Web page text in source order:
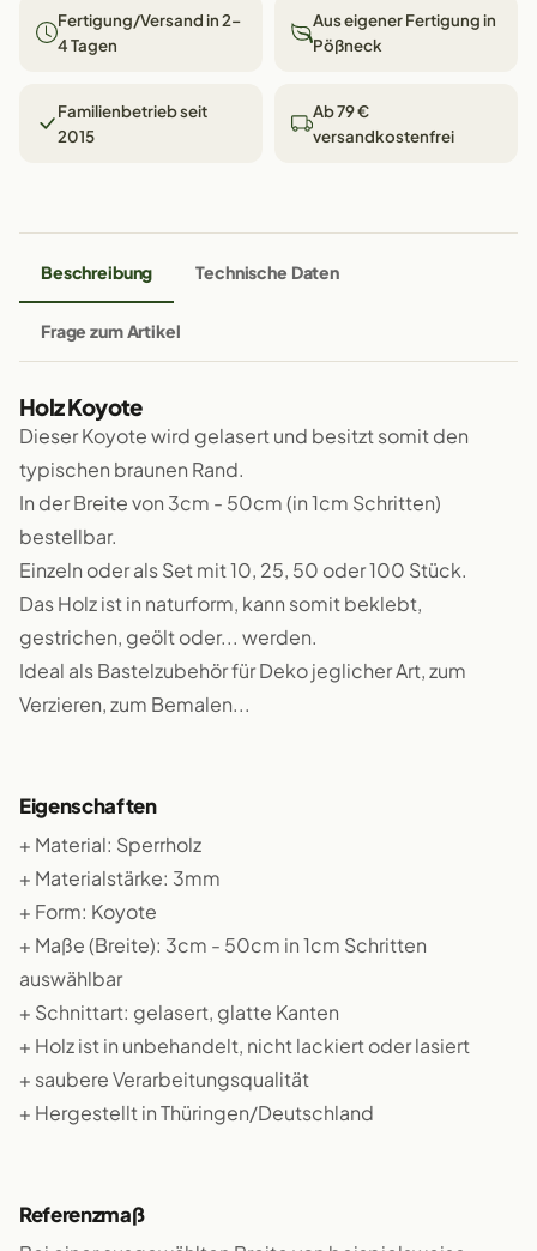
Fertigung/Versand in 2–
4 Tagen
Aus eigener Fertigung in
Pößneck
Familienbetrieb seit
2015
Ab 79 €
versandkostenfrei
Beschreibung Technische Daten
Frage zum Artikel
Holz Koyote
Dieser Koyote wird gelasert und besitzt somit den
typischen braunen Rand.
In der Breite von 3cm - 50cm (in 1cm Schritten)
bestellbar.
Einzeln oder als Set mit 10, 25, 50 oder 100 Stück.
Das Holz ist in naturform, kann somit beklebt,
gestrichen, geölt oder... werden.
Ideal als Bastelzubehör für Deko jeglicher Art, zum
Verzieren, zum Bemalen...
Eigenschaften
+ Material: Sperrholz
+ Materialstärke: 3mm
+ Form: Koyote
+ Maße (Breite): 3cm - 50cm in 1cm Schritten
auswählbar
+ Schnittart: gelasert, glatte Kanten
+ Holz ist in unbehandelt, nicht lackiert oder lasiert
+ saubere Verarbeitungsqualität
+ Hergestellt in Thüringen/Deutschland
Referenzmaß